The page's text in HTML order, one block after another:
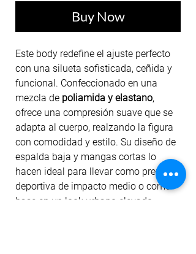
Buy Now
Este body redefine el ajuste perfecto
con una silueta sofisticada, ceñida y
funcional. Confeccionado en una
mezcla de poliamida y elastano,
ofrece una compresión suave que se
adapta al cuerpo, realzando la figura
con comodidad y estilo. Su diseño de
espalda baja y mangas cortas lo
hacen ideal para llevar como prenda
deportiva de impacto medio o como
base en un look urbano elevado.